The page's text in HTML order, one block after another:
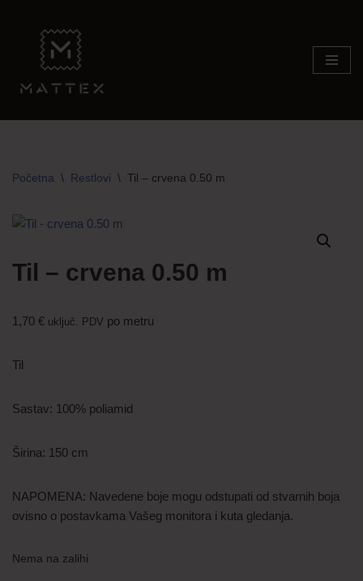
content
Početna \ Restlovi \ Til – crvena 0.50 m
Til – crvena 0.50 m
1,70 € uključ. PDV po metru
Til
Sastav: 100% poliamid
Širina: 150 cm
NAPOMENA: Navedene boje mogu odstupati od stvarnih boja
ovisno o postavkama Vašeg monitora i kuta gledanja.
Nema na zalihi